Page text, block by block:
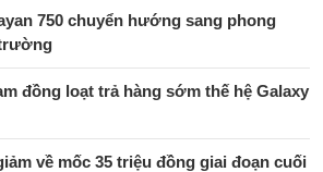
750 chuyển hướng sang phong
đồng loạt trả hàng sớm thế hệ Galaxy
về mốc 35 triệu đồng giai đoạn cuối